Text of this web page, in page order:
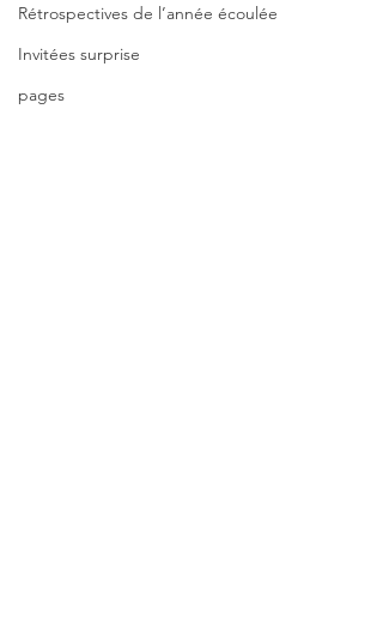
Rétrospectives de l’année écoulée
Invitées surprise
pages